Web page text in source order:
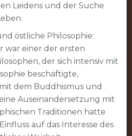
Leidens und der Suche
östliche Philosophie:
war einer der ersten
der sich intensiv mit
beschäftigte,
dem Buddhismus und
Auseinandersetzung mit
Traditionen hatte
auf das Interesse des